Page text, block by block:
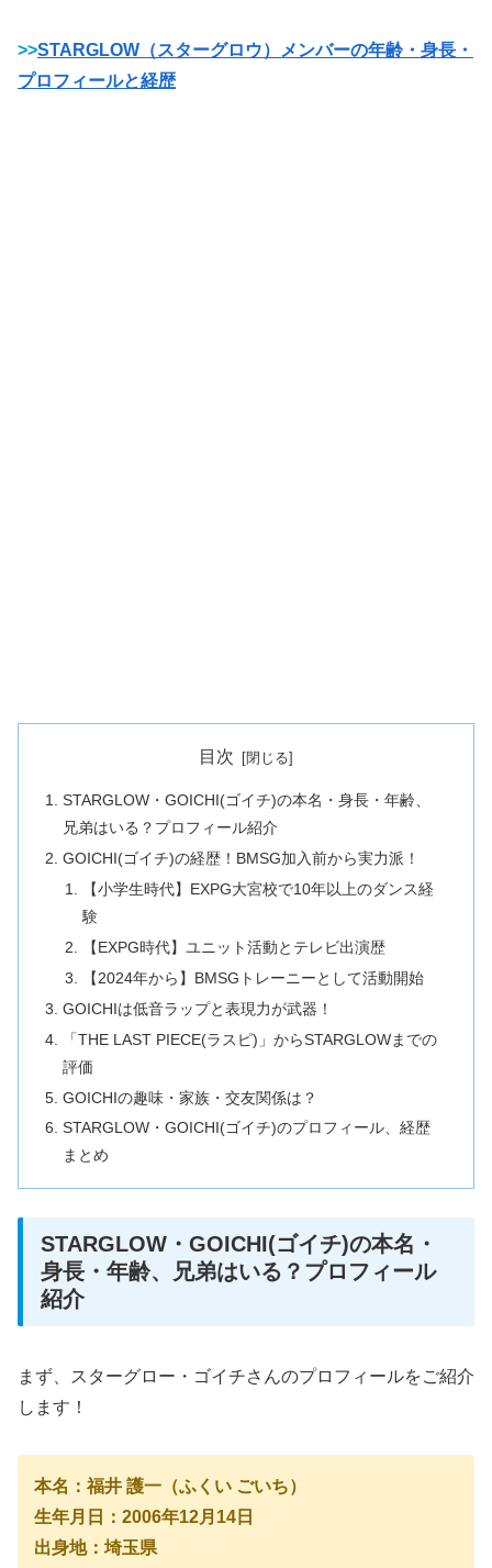
>>STARGLOW（スターグロウ）メンバーの年齢・身長・
プロフィールと経歴
目次
STARGLOW・GOICHI(ゴイチ)の本名・身長・年齢、
兄弟はいる？プロフィール紹介
GOICHI(ゴイチ)の経歴！BMSG加入前から実力派！
【小学生時代】EXPG大宮校で10年以上のダンス経
験
【EXPG時代】ユニット活動とテレビ出演歴
【2024年から】BMSGトレーニーとして活動開始
GOICHIは低音ラップと表現力が武器！
「THE LAST PIECE(ラスピ)」からSTARGLOWまでの
評価
GOICHIの趣味・家族・交友関係は？
STARGLOW・GOICHI(ゴイチ)のプロフィール、経歴
まとめ
STARGLOW・GOICHI(ゴイチ)の本名・
身長・年齢、兄弟はいる？プロフィール
紹介
まず、スターグロー・ゴイチさんのプロフィールをご紹介
します！
本名：福井 護一（ふくい ごいち）
生年月日：2006年12月14日
出身地：埼玉県